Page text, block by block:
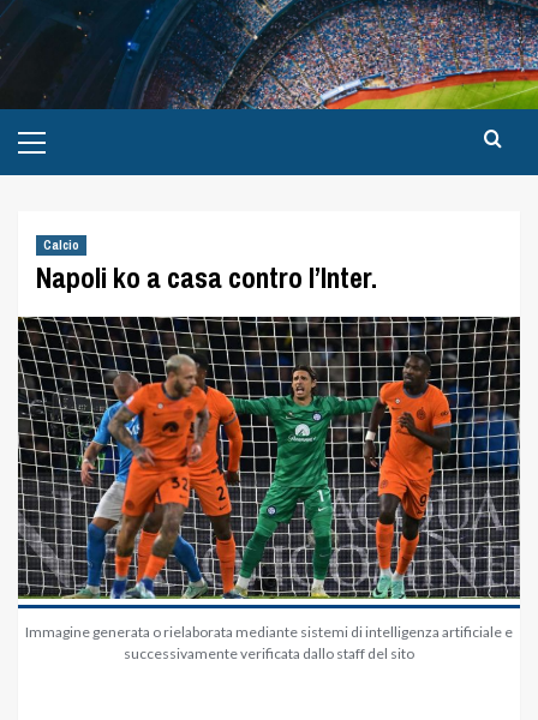
Calcio
Napoli ko a casa contro l’Inter.
Immagine generata o rielaborata mediante sistemi di intelligenza artificiale e
successivamente verificata dallo staff del sito